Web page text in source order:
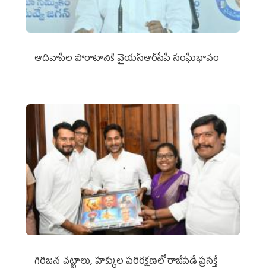
ఆదివాసీల పోరాటానికి వైయ‌స్ఆర్‌సీపీ సంఘీభావం
గిరిజన చట్టాలు, హక్కుల పరిరక్షణలో రాజీపడే ప్రసక్తే